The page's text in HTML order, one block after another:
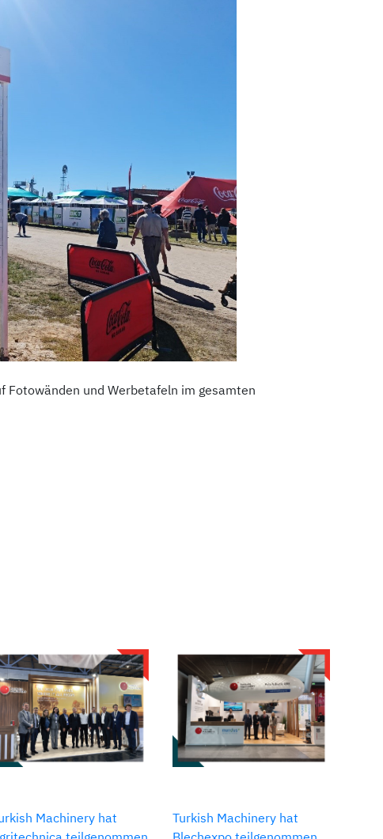
Fotowänden und Werbetafeln im gesamten
Machinery hat
Turkish Machinery hat